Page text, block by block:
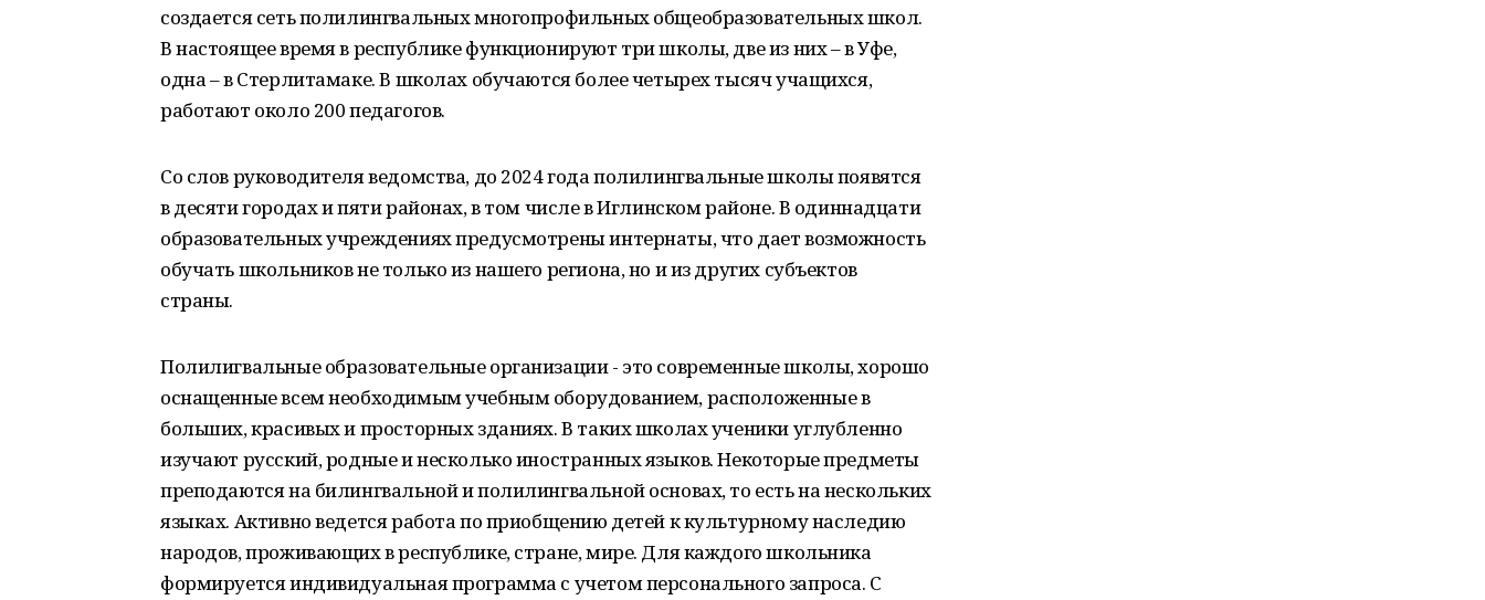
создается сеть полилингвальных многопрофильных общеобразовательных школ.
В настоящее время в республике функционируют три школы, две из них – в Уфе,
одна – в Стерлитамаке. В школах обучаются более четырех тысяч учащихся,
работают около 200 педагогов.
Со слов руководителя ведомства, до 2024 года полилингвальные школы появятся
в десяти городах и пяти районах, в том числе в Иглинском районе. В одиннадцати
образовательных учреждениях предусмотрены интернаты, что дает возможность
обучать школьников не только из нашего региона, но и из других субъектов
страны.
Полилигвальные образовательные организации - это современные школы, хорошо
оснащенные всем необходимым учебным оборудованием, расположенные в
больших, красивых и просторных зданиях. В таких школах ученики углубленно
изучают русский, родные и несколько иностранных языков. Некоторые предметы
преподаются на билингвальной и полилингвальной основах, то есть на нескольких
языках. Активно ведется работа по приобщению детей к культурному наследию
народов, проживающих в республике, стране, мире. Для каждого школьника
формируется индивидуальная программа с учетом персонального запроса. С